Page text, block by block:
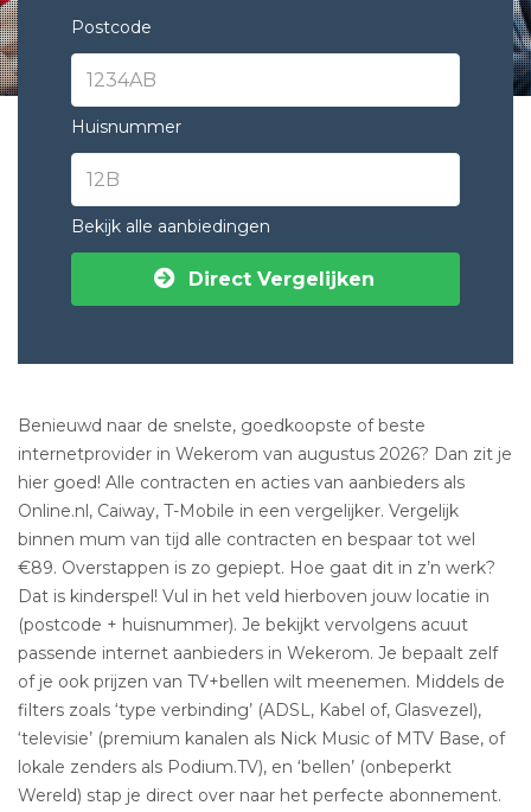
Postcode
Huisnummer
Bekijk alle aanbiedingen
Direct Vergelijken
Benieuwd naar de snelste, goedkoopste of beste
internetprovider in Wekerom van augustus 2026? Dan zit je
hier goed! Alle contracten en acties van aanbieders als
Online.nl, Caiway, T-Mobile in een vergelijker. Vergelijk
binnen mum van tijd alle contracten en bespaar tot wel
€89. Overstappen is zo gepiept. Hoe gaat dit in z’n werk?
Dat is kinderspel! Vul in het veld hierboven jouw locatie in
(postcode + huisnummer). Je bekijkt vervolgens acuut
passende internet aanbieders in Wekerom. Je bepaalt zelf
of je ook prijzen van TV+bellen wilt meenemen. Middels de
filters zoals ‘type verbinding’ (ADSL, Kabel of, Glasvezel),
‘televisie’ (premium kanalen als Nick Music of MTV Base, of
lokale zenders als Podium.TV), en ‘bellen’ (onbeperkt
Wereld) stap je direct over naar het perfecte abonnement.